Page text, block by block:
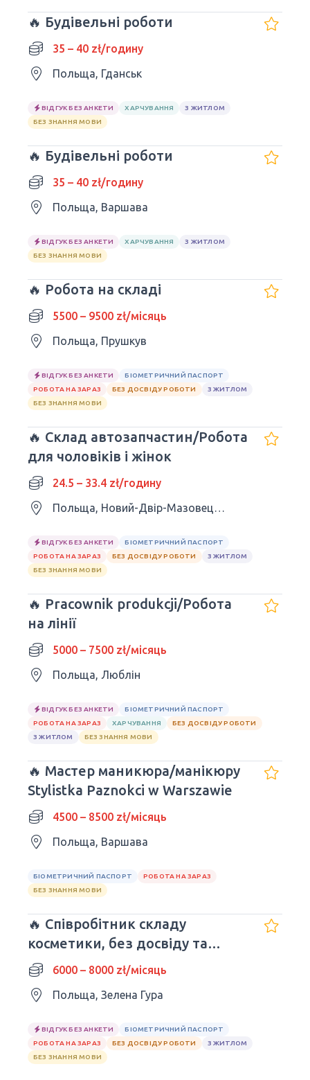
🔥 Будівельні роботи
35 – 40 zł/годину
Польща, Гданськ
ВІДГУК БЕЗ АНКЕТИ ХАРЧУВАННЯ
З ЖИТЛОМ
БЕЗ ЗНАННЯ МОВИ
🔥 Будівельні роботи
35 – 40 zł/годину
Польща, Варшава
ВІДГУК БЕЗ АНКЕТИ ХАРЧУВАННЯ
З ЖИТЛОМ
БЕЗ ЗНАННЯ МОВИ
🔥 Робота на складі
5500 – 9500 zł/місяць
Польща, Прушкув
ВІДГУК БЕЗ АНКЕТИ
БІОМЕТРИЧНИЙ ПАСПОРТ
РОБОТА НА ЗАРАЗ
БЕЗ ДОСВІДУ РОБОТИ
З ЖИТЛОМ
БЕЗ ЗНАННЯ МОВИ
🔥 Склад автозапчастин/Робота
для чоловіків і жінок
24.5 – 33.4 zł/годину
Польща, Новий-Двір-Мазовецький
ВІДГУК БЕЗ АНКЕТИ
БІОМЕТРИЧНИЙ ПАСПОРТ
РОБОТА НА ЗАРАЗ
БЕЗ ДОСВІДУ РОБОТИ
З ЖИТЛОМ
БЕЗ ЗНАННЯ МОВИ
🔥 Pracownik produkcji/Робота
на лінії
5000 – 7500 zł/місяць
Польща, Люблін
ВІДГУК БЕЗ АНКЕТИ
БІОМЕТРИЧНИЙ ПАСПОРТ
РОБОТА НА ЗАРАЗ
ХАРЧУВАННЯ
БЕЗ ДОСВІДУ РОБОТИ
З ЖИТЛОМ
БЕЗ ЗНАННЯ МОВИ
🔥 Мастер маникюра/манікюру
Stylistka Paznokci w Warszawie
4500 – 8500 zł/місяць
Польща, Варшава
БІОМЕТРИЧНИЙ ПАСПОРТ
РОБОТА НА ЗАРАЗ
БЕЗ ЗНАННЯ МОВИ
🔥 Співробітник складу
косметики, без досвіду та
знання мови
6000 – 8000 zł/місяць
Польща, Зелена Гура
ВІДГУК БЕЗ АНКЕТИ
БІОМЕТРИЧНИЙ ПАСПОРТ
РОБОТА НА ЗАРАЗ
БЕЗ ДОСВІДУ РОБОТИ
З ЖИТЛОМ
БЕЗ ЗНАННЯ МОВИ